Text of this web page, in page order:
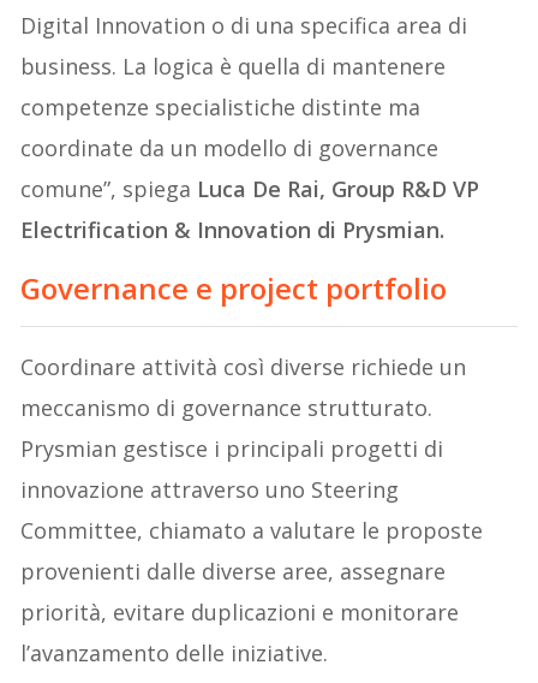
Digital Innovation o di una specifica area di
business. La logica è quella di mantenere
competenze specialistiche distinte ma
coordinate da un modello di governance
comune”, spiega Luca De Rai, Group R&D VP
Electrification & Innovation di Prysmian.
Governance e project portfolio
Coordinare attività così diverse richiede un
meccanismo di governance strutturato.
Prysmian gestisce i principali progetti di
innovazione attraverso uno Steering
Committee, chiamato a valutare le proposte
provenienti dalle diverse aree, assegnare
priorità, evitare duplicazioni e monitorare
l’avanzamento delle iniziative.